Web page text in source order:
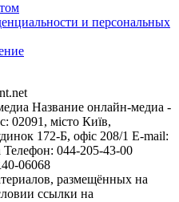
и персональных
Название онлайн-медиа -
02091, місто Київ,
172-Б, офіс 208/1 E-mail:
Телефон: 044-205-43-00
06068
размещённых на
ссылки на